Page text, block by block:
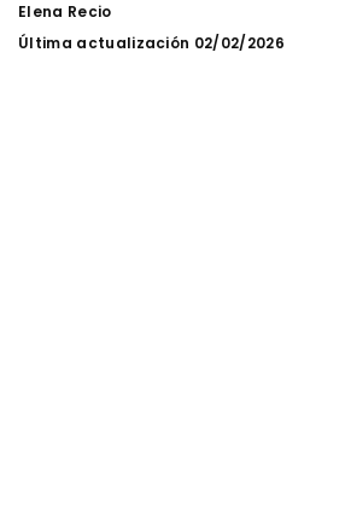
Posted
by
Elena Recio
Última actualización 02/02/2026